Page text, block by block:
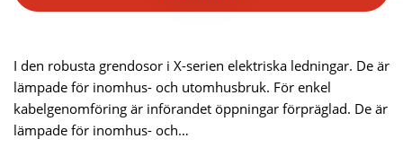
I den robusta grendosor i X-serien elektriska ledningar. De är
lämpade för inomhus- och utomhusbruk. För enkel
kabelgenomföring är införandet öppningar förpräglad. De är
lämpade för inomhus- och…